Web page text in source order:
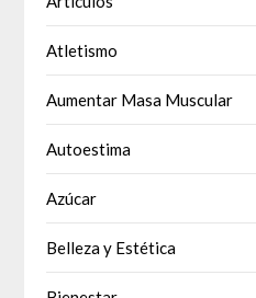
Atletismo
Aumentar Masa Muscular
Autoestima
Azúcar
Belleza y Estética